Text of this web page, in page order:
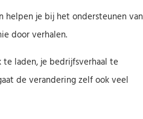
je bij het ondersteunen van
door verhalen.
laden, je bedrijfsverhaal te
de verandering zelf ook veel